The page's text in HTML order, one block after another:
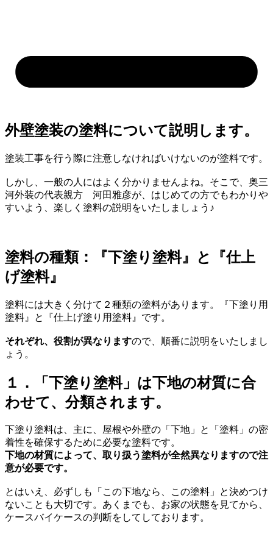
外壁塗装の塗料について説明します。
塗装工事を行う際に注意しなければいけないのが塗料です。
しかし、一般の人にはよく分かりませんよね。そこで、奥三
河外装の代表親方 河田雅彦が、はじめての方でもわかりや
すいよう、楽しく塗料の説明をいたしましょう♪
塗料の種類：『下塗り塗料』と『仕上
げ塗料』
塗料には大きく分けて２種類の塗料があります。『下塗り用
塗料』と『仕上げ塗り用塗料』です。
それぞれ、役割が異なりますので、順番に説明をいたしまし
ょう。
１．「下塗り塗料」は下地の材質に合
わせて、分類されます。
下塗り塗料は、主に、屋根や外壁の「下地」と「塗料」の密
着性を確保するために必要な塗料です。
下地の材質によって、取り扱う塗料が全然異なりますので注
意が必要です。
とはいえ、必ずしも「この下地なら、この塗料」と決めつけ
ないことも大切です。あくまでも、お家の状態を見てから、
ケースバイケースの判断をしてしております。